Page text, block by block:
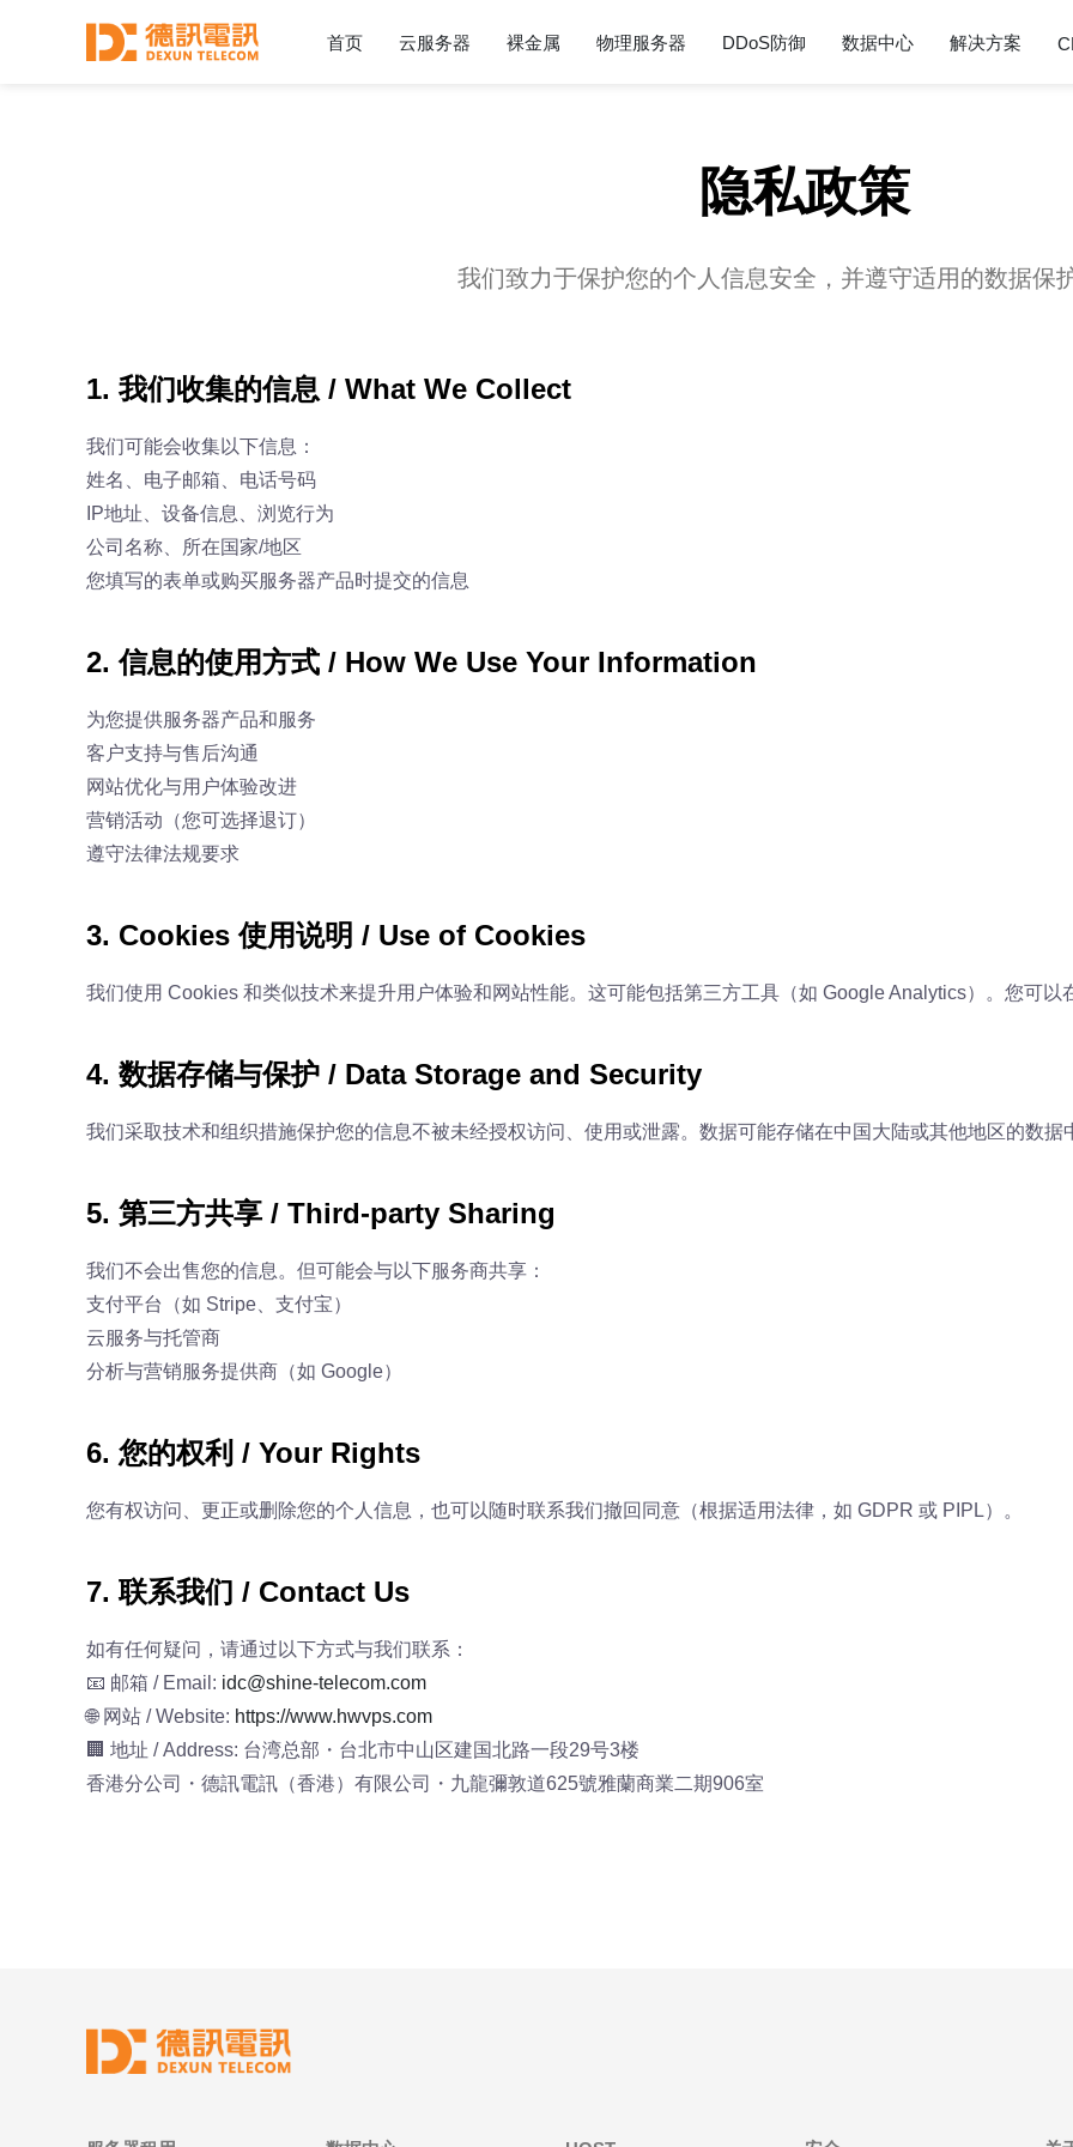
首页 云服务器 裸金属 物理服务器 DDoS防御 数据中心 解决方案
隐私政策
我们致力于保护您的个人信息安全，并遵守适用的数据保
1. 我们收集的信息 / What We Collect
我们可能会收集以下信息：
姓名、电子邮箱、电话号码
IP地址、设备信息、浏览行为
公司名称、所在国家/地区
您填写的表单或购买服务器产品时提交的信息
2. 信息的使用方式 / How We Use Your Information
为您提供服务器产品和服务
客户支持与售后沟通
网站优化与用户体验改进
营销活动（您可选择退订）
遵守法律法规要求
3. Cookies 使用说明 / Use of Cookies
我们使用 Cookies 和类似技术来提升用户体验和网站性能。这可能包括第三方工具（如 Google Analytics）。您可以
4. 数据存储与保护 / Data Storage and Security
我们采取技术和组织措施保护您的信息不被未经授权访问、使用或泄露。数据可能存储在中国大陆或其他地区的数据
5. 第三方共享 / Third-party Sharing
我们不会出售您的信息。但可能会与以下服务商共享：
支付平台（如 Stripe、支付宝）
云服务与托管商
分析与营销服务提供商（如 Google）
6. 您的权利 / Your Rights
您有权访问、更正或删除您的个人信息，也可以随时联系我们撤回同意（根据适用法律，如 GDPR 或 PIPL）。
7. 联系我们 / Contact Us
如有任何疑问，请通过以下方式与我们联系：
📧 邮箱 / Email: idc@shine-telecom.com
🌐 网站 / Website: https://www.hwvps.com
🏢 地址 / Address: 台湾总部・台北市中山区建国北路一段29号3楼
香港分公司・德訊電訊（香港）有限公司・九龍彌敦道625號雅蘭商業二期906室